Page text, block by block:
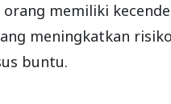
orang memiliki
meningkatkan
buntu.